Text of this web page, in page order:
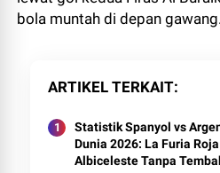
bola muntah di depan gawang.
ARTIKEL TERKAIT
Statistik Spanyol vs
Dunia 2026: La Furia
Albiceleste Tanpa